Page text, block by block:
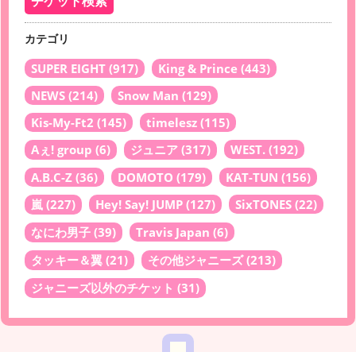
カテゴリ
SUPER EIGHT (917) King & Prince (443)
NEWS (214) Snow Man (129)
Kis-My-Ft2 (145) timelesz (115)
Aぇ! group (6) ジュニア (317) WEST. (192)
A.B.C-Z (36) DOMOTO (179) KAT-TUN (156)
嵐 (227) Hey! Say! JUMP (127) SixTONES (22)
なにわ男子 (39) Travis Japan (6)
タッキー＆翼 (21) その他ジャニーズ(213)
ジャニーズ以外のチケット (31)